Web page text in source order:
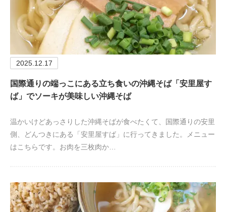
2025.12.17
国際通りの端っこにある立ち食いの沖縄そば「安里屋す
ば」でソーキが美味しい沖縄そば
温かいけどあっさりした沖縄そばが食べたくて、国際通りの安里
側、どんつきにある「安里屋すば」に行ってきました。メニュー
はこちらです。お肉を三枚肉か…